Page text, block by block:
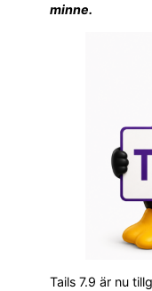
minne.
Tails 7.9 är nu